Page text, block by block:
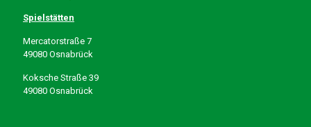
Spielstätten
Mercatorstraße 7
49080 Osnabrück
Koksche Straße 39
49080 Osnabrück